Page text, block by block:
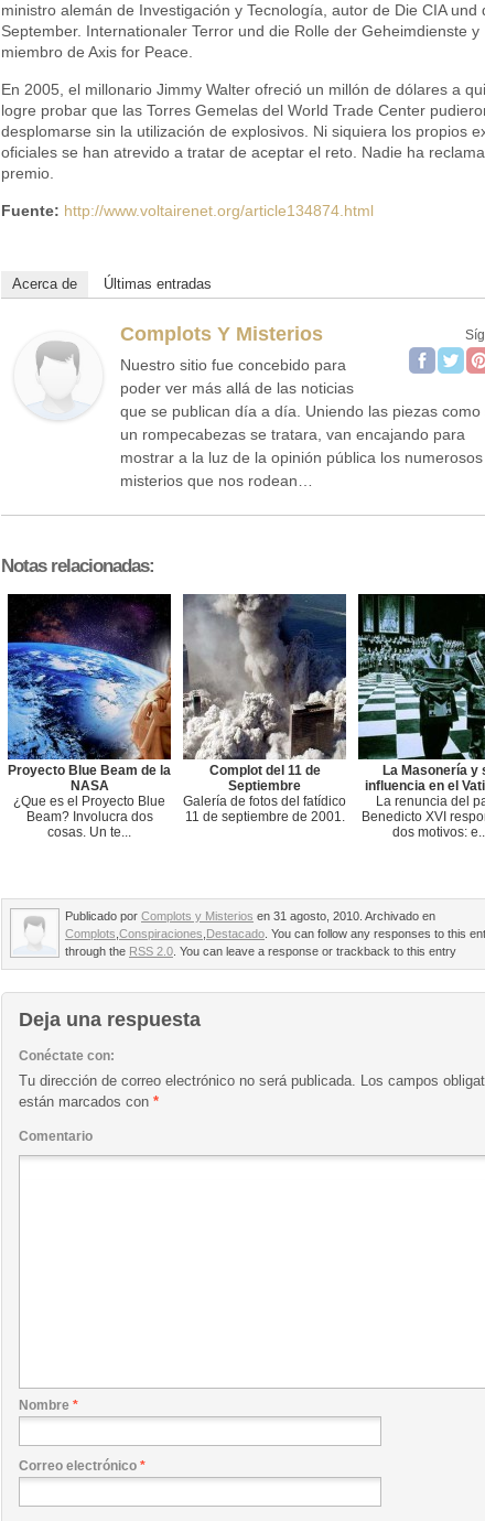
ministro alemán de Investigación y Tecnología, autor de Die CIA und
September. Internationaler Terror und die Rolle der Geheimdienste y
miembro de Axis for Peace.
En 2005, el millonario Jimmy Walter ofreció un millón de dólares a
logre probar que las Torres Gemelas del World Trade Center
desplomarse sin la utilización de explosivos. Ni siquiera los propios
oficiales se han atrevido a tratar de aceptar el reto. Nadie ha
premio.
Fuente: http://www.voltairenet.org/article134874.html
Acerca de Últimas entradas
Complots Y Misterios
Nuestro sitio fue concebido para
poder ver más allá de las noticias
que se publican día a día. Uniendo las piezas como
un rompecabezas se tratara, van encajando para
mostrar a la luz de la opinión pública los numerosos
misterios que nos rodean…
Notas relacionadas:
Proyecto Blue Beam de la
NASA
¿Que es el Proyecto Blue
Beam? Involucra dos
cosas. Un te...
Complot del 11 de
Septiembre
Galería de fotos del fatídico
11 de septiembre de 2001.
La Masonería y
influencia en el
La renuncia del
Benedicto XVI
dos motivos:
Publicado por Complots y Misterios en 31 agosto, 2010. Archivado en
Complots Conspiraciones Destacado . You can follow any responses to this
through the RSS 2.0 . You can leave a response or trackback to this entry
Deja una respuesta
Conéctate con:
Tu dirección de correo electrónico no será publicada.
Los campos
están marcados con *
Comentario
Nombre *
Correo electrónico *